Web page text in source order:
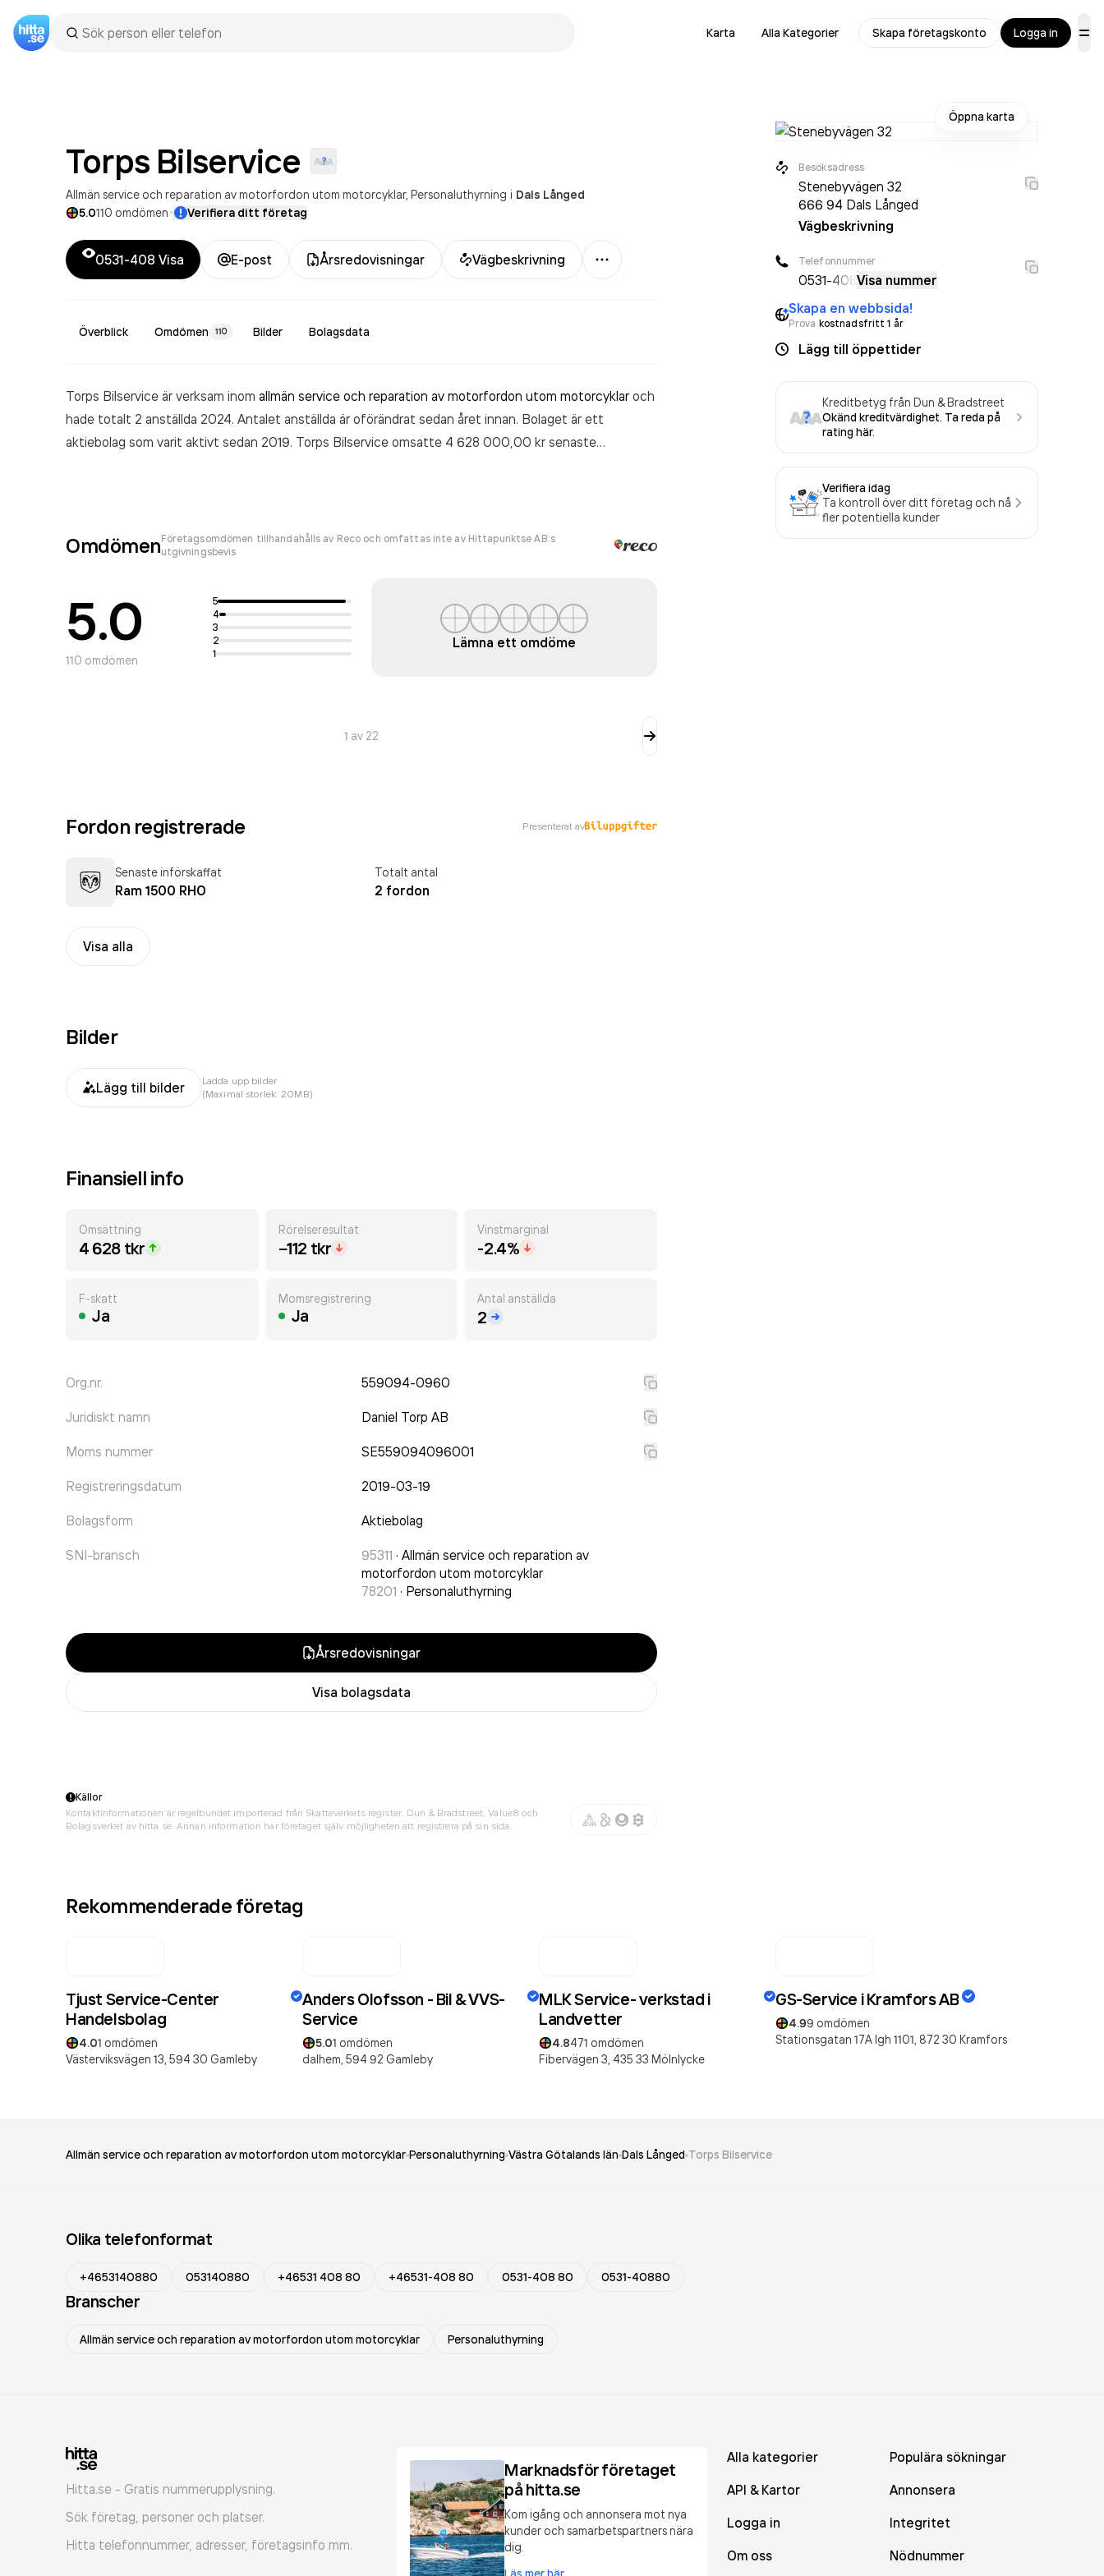
Karta Alla Kategorier Skapa företagskonto Logga in
Torps Bilservice
Allmän service och reparation av motorfordon utom motorcyklar Personaluthyrning i Dals Långed
5.0110 omdömen· Verifiera ditt företag
0531-408 Visa E-post Årsredovisningar Vägbeskrivning
Mer
Överblick Omdömen 110 Bilder Bolagsdata
Torps Bilservice är verksam inom allmän service och reparation av motorfordon utom motorcyklaroch
hade totalt 2 anställda 2024. Antalet anställda är oförändrat sedan året innan. Bolaget är ett
aktiebolag som varit aktivt sedan 2019. Torps Bilservice omsatte 4 628 000,00 krsenaste
OmdömenFöretagsomdömen tillhandahålls av Reco och omfattas inte av Hittapunktse AB:s
utgivningsbevis
5.0
110 omdömen
5
4
3
2
1
Lämna ett omdöme
1 av 22
Fordon registrerade Presenterat av
Senaste införskaffat
Ram 1500 RHO
Totalt antal
2 fordon
Visa alla
Bilder
Lägg till bilder
Ladda upp bilder
(Maximal storlek: 20MB)
Finansiell info
Omsättning
4 628 tkr
Rörelseresultat
−112 tkr
Vinstmarginal
-2.4%
F-skatt
Ja
Momsregistrering
Ja
Antal anställda
2
Org.nr. 559094-0960
Juridiskt namn Daniel Torp AB
Moms nummer SE559094096001
Registreringsdatum 2019-03-19
Bolagsform Aktiebolag
SNI-bransch 95311 · Allmän service och reparation av
motorfordon utom motorcyklar
78201 · Personaluthyrning
Årsredovisningar
Visa bolagsdata
Öppna karta
Besöksadress
Stenebyvägen 32
666 94 Dals Långed
Vägbeskrivning
Telefonnummer
0531-408Visa nummer
Skapa en webbsida!
Prova kostnadsfritt 1 år
Lägg till öppettider
Kreditbetyg från Dun & Bradstreet
Okänd kreditvärdighet. Ta reda på
rating här.
Verifiera idag
Ta kontroll över ditt företag och nå
fler potentiella kunder
Källor
Kontaktinformationen är regelbundet importerad från Skatteverkets register, Dun & Bradstreet, Value8 och
Bolagsverket av hitta.se. Annan information har företaget själv möjligheten att registrera på sin sida.
Rekommenderade företag
Tjust Service-Center
Handelsbolag
4.01 omdömen
Västerviksvägen 13, 594 30 Gamleby
Anders Olofsson - Bil & VVS-
Service
5.01 omdömen
dalhem, 594 92 Gamleby
MLK Service- verkstad i
Landvetter
4.8471 omdömen
Fibervägen 3, 435 33 Mölnlycke
GS-Service i Kramfors AB
4.99 omdömen
Stationsgatan 17A lgh 1101, 872 30 Kramfors
Allmän service och reparation av motorfordon utom motorcyklar Personaluthyrning Västra Götalands län Dals Långed Torps Bilservice
Olika telefonformat
+4653140880 053140880 +46531 408 80 +46531-408 80 0531-408 80 0531-40880
Branscher
Allmän service och reparation av motorfordon utom motorcyklar Personaluthyrning
Hitta.se - Gratis nummerupplysning.
Sök företag, personer och platser.
Hitta telefonnummer, adresser, företagsinfo mm.
Marknadsför företaget
på hitta.se
Kom igång och annonsera mot nya
kunder och samarbetspartners nära
dig.
Alla kategorier
Populära sökningar
API & Kartor
Annonsera
Logga in
Integritet
Om oss
Nödnummer